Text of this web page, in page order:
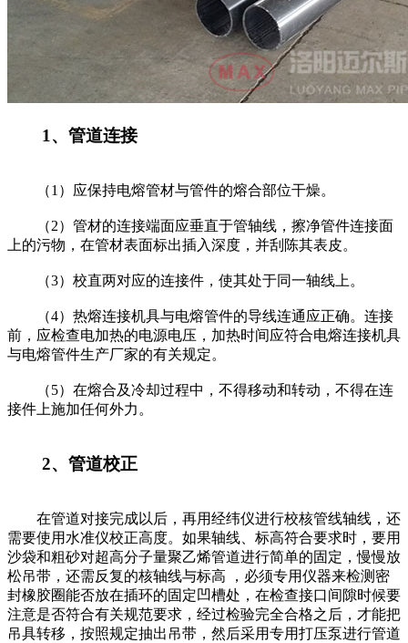
1、管道连接
（1）应保持电熔管材与管件的熔合部位干燥。
（2）管材的连接端面应垂直于管轴线，擦净管件连接面
上的污物，在管材表面标出插入深度，并刮陈其表皮。
（3）校直两对应的连接件，使其处于同一轴线上。
（4）热熔连接机具与电熔管件的导线连通应正确。连接
前，应检查电加热的电源电压，加热时间应符合电熔连接机具
与电熔管件生产厂家的有关规定。
（5）在熔合及冷却过程中，不得移动和转动，不得在连
接件上施加任何外力。
2、管道校正
在管道对接完成以后，再用经纬仪进行校核管线轴线，还
需要使用水准仪校正高度。如果轴线、标高符合要求时，要用
沙袋和粗砂对超高分子量聚乙烯管道进行简单的固定，慢慢放
松吊带，还需反复的核轴线与标高 ，必须专用仪器来检测密
封橡胶圈能否放在插环的固定凹槽处，在检查接口间隙时候要
注意是否符合有关规范要求，经过检验完全合格之后，才能把
吊具转移，按照规定抽出吊带，然后采用专用打压泵进行管道